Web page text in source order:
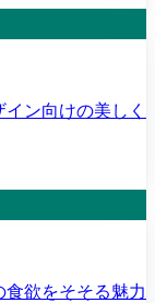
ン向けの美しく
欲をそそる魅力